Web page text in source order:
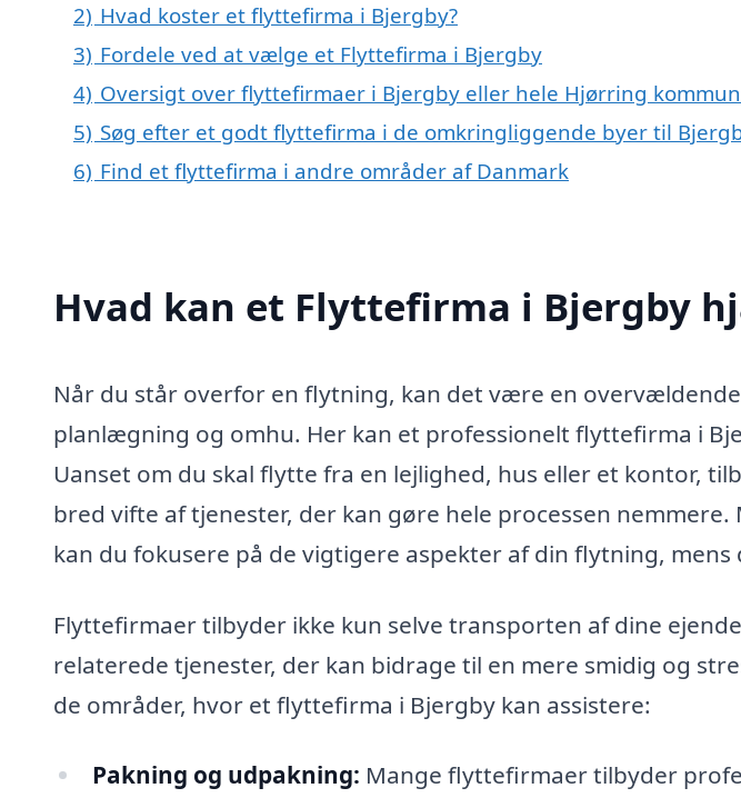
2) Hvad koster et flyttefirma i Bjergby?
3) Fordele ved at vælge et Flyttefirma i Bjergby
4) Oversigt over flyttefirmaer i Bjergby eller hele Hjørring
5) Søg efter et godt flyttefirma i de omkringliggende byer til
6) Find et flyttefirma i andre områder af Danmark
Hvad kan et Flyttefirma i Bjergby
Når du står overfor en flytning, kan det være en
planlægning og omhu. Her kan et professionelt flyttefirma i
Uanset om du skal flytte fra en lejlighed, hus eller et kontor,
bred vifte af tjenester, der kan gøre hele processen
kan du fokusere på de vigtigere aspekter af din flytning,
Flyttefirmaer tilbyder ikke kun selve transporten af dine
relaterede tjenester, der kan bidrage til en mere smidig og
de områder, hvor et flyttefirma i Bjergby kan assistere:
Pakning og udpakning: Mange flyttefirmaer tilbyder